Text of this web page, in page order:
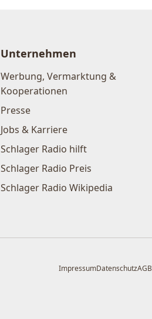
Unternehmen
Werbung, Vermarktung &
Kooperationen
Presse
Jobs & Karriere
Schlager Radio hilft
Schlager Radio Preis
Schlager Radio Wikipedia
ImpressumDatenschutzAGB